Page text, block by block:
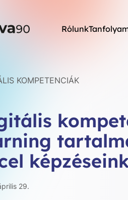
Rólunk
KOMPETENCIÁK
29.